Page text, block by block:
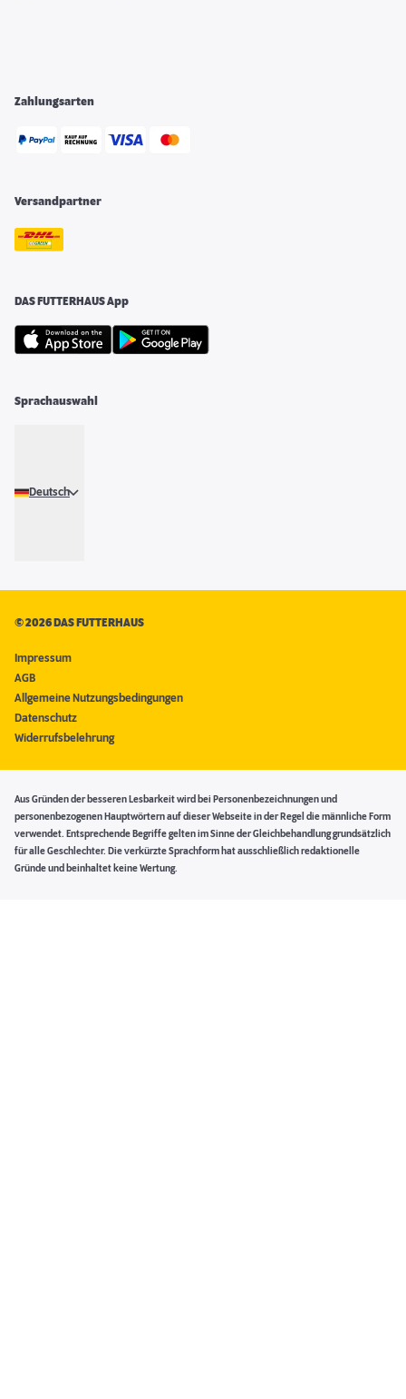
Zahlungsarten
Versandpartner
DAS FUTTERHAUS App
Sprachauswahl
Deutsch
©2026 DAS FUTTERHAUS
Impressum
AGB
Allgemeine Nutzungsbedingungen
Datenschutz
Widerrufsbelehrung
Aus Gründen der besseren Lesbarkeit wird bei Personenbezeichnungen und
personenbezogenen Hauptwörtern auf dieser Webseite in der Regel die männliche Form
verwendet. Entsprechende Begriffe gelten im Sinne der Gleichbehandlung grundsätzlich
für alle Geschlechter. Die verkürzte Sprachform hat ausschließlich redaktionelle
Gründe und beinhaltet keine Wertung.